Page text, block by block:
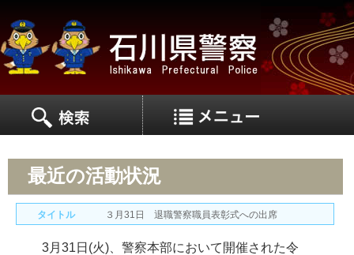
最近の活動状況
タイトル ３月31日 退職警察職員表彰式への出席
3月31日(火)、警察本部において開催された令